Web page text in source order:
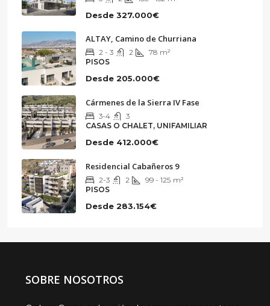
Desde 327.000€
ALTAY, Camino de Churriana
2 - 3 2 78 m²
PISOS
Desde 205.000€
Cármenes de la Sierra IV Fase
3-4
3
CASAS O CHALET, UNIFAMILIAR
Desde 412.000€
Residencial Cabañeros 9
2-3 2 99 - 125 m²
PISOS
Desde 283.154€
SOBRE NOSOTROS